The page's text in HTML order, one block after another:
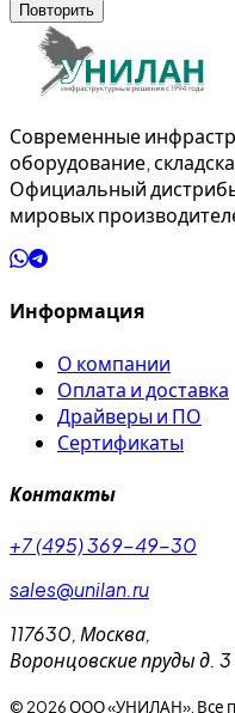
Повторить
Современные
оборудование,
Официальный
мировых
Информация
О компании
Оплата и доставка
Драйверы и ПО
Сертификаты
Контакты
+7 (495) 369-49-30
sales@unilan.ru
117630, Москва,
Воронцовские пруды д. 3
© 2026ООО «УНИЛАН». Все